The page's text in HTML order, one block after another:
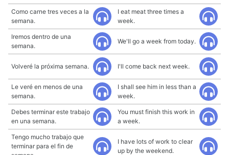
Como carne tres veces a la
semana.
I eat meat three times a
week.
Iremos dentro de una
semana.
We'll go a week from today.
Volveré la próxima semana. I'll come back next week.
Le veré en menos de una
semana.
I shall see him in less than a
week.
Debes terminar este trabajo
en una semana.
You must finish this work in
a week.
Tengo mucho trabajo que
terminar para el fin de
I have lots of work to clear
up by the weekend.